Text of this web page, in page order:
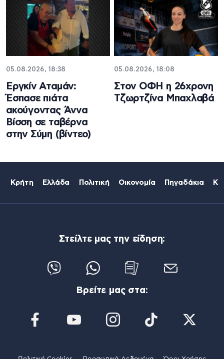
05.08.2026, 18:38
Εργκίν Αταμάν:
Έσπασε πιάτα
ακούγοντας Άννα
Βίσση σε ταβέρνα
στην Σύμη (βίντεο)
05.08.2026, 18:08
Στον ΟΦΗ η 26χρονη
Τζωρτζίνα Μπαχλαβά
Κρήτη Ελλάδα Πολιτική Οικονομία Πηγαδάκια
Στείλτε μας την είδηση:
Βρείτε μας στα: